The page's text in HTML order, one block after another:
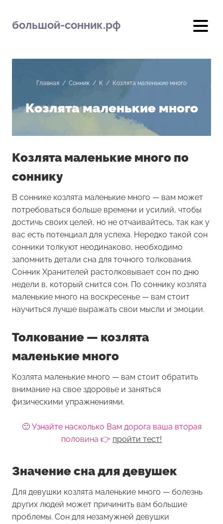
большой-сонник.рф
Главная / Сонник / К / Козлята маленькие много
Козлята маленькие много
Козлята маленькие много по
соннику
В соннике козлята маленькие много — вам может
потребоваться больше времени и усилий, чтобы
достичь своих целей, но не отчаивайтесь, так как у
вас есть потенциал для успеха. Нередко такой сон
сонники толкуют неодинаково, необходимо
запомнить детали сна для точного толкования.
Сонник Хранителей растолковывает сон по дню
недели в, который снится сон. По соннику козлята
маленькие много на воскресенье — вам стоит
научиться лучше выражать свои мысли и эмоции.
Толкование — козлята
маленькие много
Козлята маленькие много — вам стоит обратить
внимание на свое здоровье и заняться
физическими упражнениями.
🙂 Узнайте насколько Вам дорога ваша вторая
половина 👉 пройти тест!
Значение сна для девушек
Для девушки козлята маленькие много — болезнь
других людей может причинить вам большие
проблемы. Сон для незамужней девушки